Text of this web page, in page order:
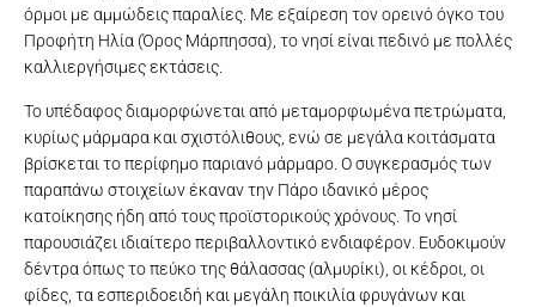
όρμοι με αμμώδεις παραλίες. Με εξαίρεση τον ορεινό όγκο του
Προφήτη Ηλία (Όρος Μάρπησσα), το νησί είναι πεδινό με πολλές
καλλιεργήσιμες εκτάσεις.
Το υπέδαφος διαμορφώνεται από μεταμορφωμένα πετρώματα,
κυρίως μάρμαρα και σχιστόλιθους, ενώ σε μεγάλα κοιτάσματα
βρίσκεται το περίφημο παριανό μάρμαρο. Ο συγκερασμός των
παραπάνω στοιχείων έκαναν την Πάρο ιδανικό μέρος
κατοίκησης ήδη από τους προϊστορικούς χρόνους. Το νησί
παρουσιάζει ιδιαίτερο περιβαλλοντικό ενδιαφέρον. Ευδοκιμούν
δέντρα όπως το πεύκο της θάλασσας (αλμυρίκι), οι κέδροι, οι
φίδες, τα εσπεριδοειδή και μεγάλη ποικιλία φρυγάνων και